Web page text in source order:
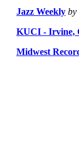
Jazz Weekly by
KUCI - Irvine,
Midwest